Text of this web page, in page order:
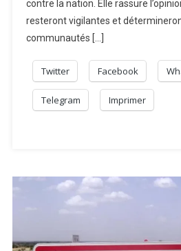
contre la nation. Elle rassure
resteront vigilantes et
communautés […]
Twitter Facebook
Telegram Imprimer